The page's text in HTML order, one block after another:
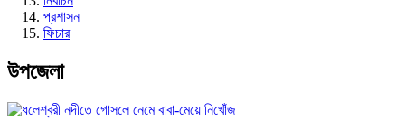
প্রশাসন
ফিচার
উপজেলা